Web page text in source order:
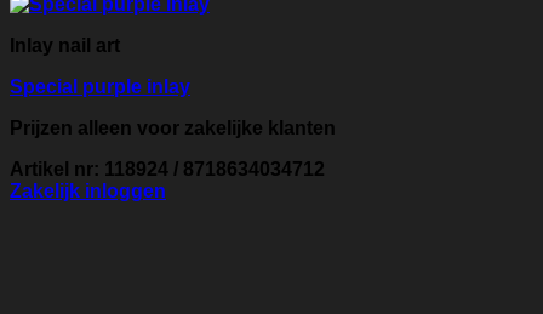
Inlay nail art
Special purple inlay
Prijzen alleen voor zakelijke klanten
Artikel nr: 118924 / 8718634034712
Zakelijk inloggen